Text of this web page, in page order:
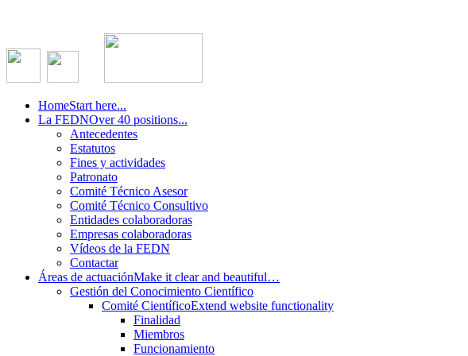
HomeStart here...
La FEDNOver 40 positions...
Antecedentes
Estatutos
Fines y actividades
Patronato
Comité Técnico Asesor
Comité Técnico Consultivo
Entidades colaboradoras
Empresas colaboradoras
Vídeos de la FEDN
Contactar
Áreas de actuaciónMake it clear and beautiful…
Gestión del Conocimiento Científico
Comité CientíficoExtend website functionality
Finalidad
Miembros
Funcionamiento